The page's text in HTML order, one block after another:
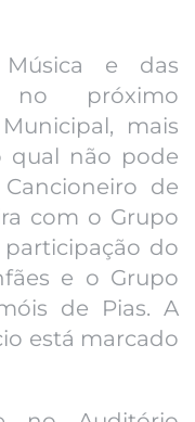
e das
no próximo
mais
qual não pode
de
com o Grupo
participação do
e o Grupo
de Pias. A
está marcado